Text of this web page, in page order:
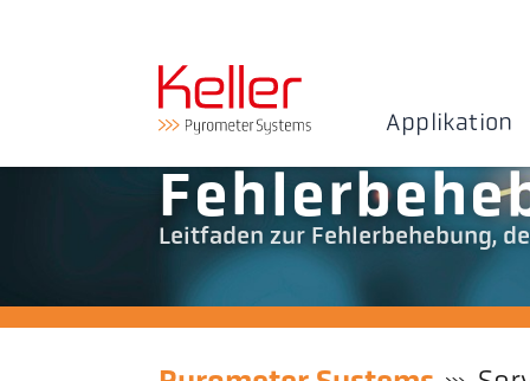
Applikation
Leitfaden zur Fehlerbehebung,